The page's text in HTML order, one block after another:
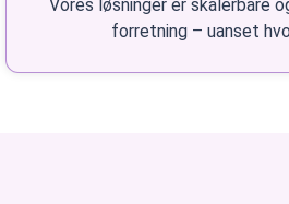
Vores løsninger er skalerbare
forretning – uanset